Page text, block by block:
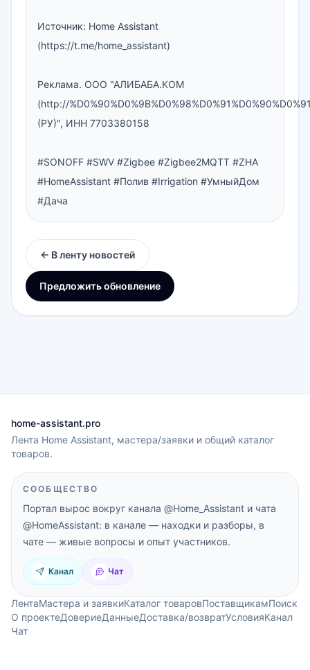
Источник: Home Assistant
(https://t.me/home_assistant)
Реклама. ООО "АЛИБАБА.КОМ
(http://
(РУ)", ИНН 7703380158
#SONOFF #SWV #Zigbee #Zigbee2MQTT #ZHA
#HomeAssistant #Полив #Irrigation #УмныйДом
#Дача
← В ленту новостей
Предложить обновление
home-assistant.pro
Лента Home Assistant, мастера/заявки и общий каталог
товаров.
СООБЩЕСТВО
Портал вырос вокруг канала @Home_Assistant и чата
@HomeAssistant: в канале — находки и разборы, в
чате — живые вопросы и опыт участников.
Канал Чат
ЛентаМастера и заявкиКаталог товаровПоставщикамПоиск
О проектеДовериеДанныеДоставка/возвратУсловияКанал
Чат